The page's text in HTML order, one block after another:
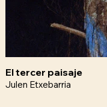
El tercer paisaje
Julen Etxebarria